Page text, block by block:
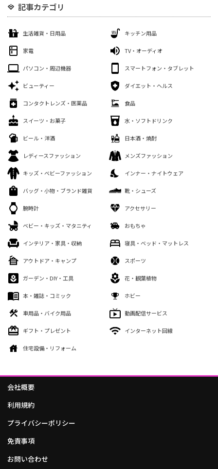
記事カテゴリ
生活雑貨・日用品 キッチン用品
家電 TV・オーディオ
パソコン・周辺機器 スマートフォン・タブレット
ビューティー ダイエット・ヘルス
コンタクトレンズ・医薬品 食品
スイーツ・お菓子 水・ソフトドリンク
ビール・洋酒 日本酒・焼酎
レディースファッション メンズファッション
キッズ・ベビーファッション インナー・ナイトウェア
バッグ・小物・ブランド雑貨 靴・シューズ
腕時計 アクセサリー
ベビー・キッズ・マタニティ おもちゃ
インテリア・家具・収納 寝具・ベッド・マットレス
アウトドア・キャンプ スポーツ
ガーデン・DIY・工具 花・観葉植物
本・雑誌・コミック ホビー
車用品・バイク用品 動画配信サービス
ギフト・プレゼント インターネット回線
住宅設備・リフォーム
会社概要
利用規約
プライバシーポリシー
免責事項
お問い合わせ